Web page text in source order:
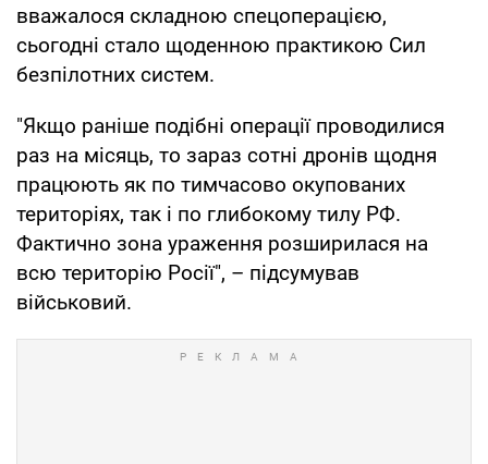
вважалося складною спецоперацією,
сьогодні стало щоденною практикою Сил
безпілотних систем.
"Якщо раніше подібні операції проводилися
раз на місяць, то зараз сотні дронів щодня
працюють як по тимчасово окупованих
територіях, так і по глибокому тилу РФ.
Фактично зона ураження розширилася на
всю територію Росії", – підсумував
військовий.